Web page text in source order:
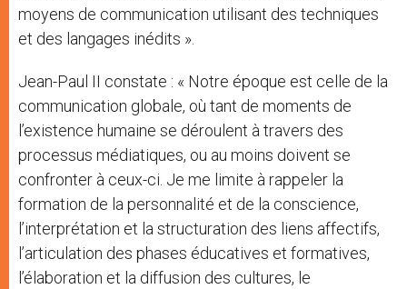
moyens de communication utilisant des techniques
et des langages inédits ».
Jean-Paul II constate : « Notre époque est celle de la
communication globale, où tant de moments de
l’existence humaine se déroulent à travers des
processus médiatiques, ou au moins doivent se
confronter à ceux-ci. Je me limite à rappeler la
formation de la personnalité et de la conscience,
l’interprétation et la structuration des liens affectifs,
l’articulation des phases éducatives et formatives,
l’élaboration et la diffusion des cultures, le